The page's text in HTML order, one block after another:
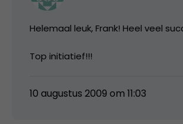
Helemaal leuk, Frank! Heel veel
Top initiatief!!!
10 augustus 2009 om 11:03